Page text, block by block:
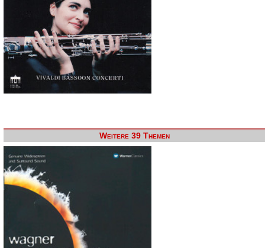
Weitere 39 Themen